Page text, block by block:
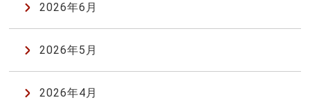
2026年6月
2026年5月
2026年4月